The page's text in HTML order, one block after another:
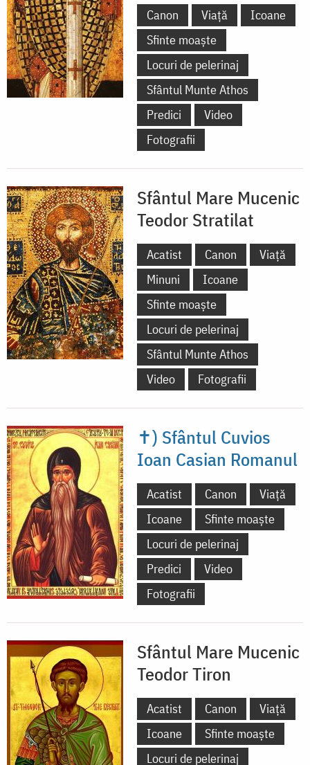
Canon Viață
Icoane
Sfinte moaște
Locuri de pelerinaj
Sfântul Munte Athos
Predici
Video
Fotografii
Sfântul Mare Mucenic
Teodor Stratilat
Acatist Canon
Viață
Minuni
Icoane
Sfinte moaște
Locuri de pelerinaj
Sfântul Munte Athos
Video
Fotografii
✝) Sfântul Cuvios
Ioan Casian Romanul
Acatist Canon
Viață
Icoane
Sfinte moaște
Locuri de pelerinaj
Predici
Video
Fotografii
Sfântul Mare Mucenic
Teodor Tiron
Acatist Canon
Viață
Icoane
Sfinte moaște
Locuri de pelerinaj